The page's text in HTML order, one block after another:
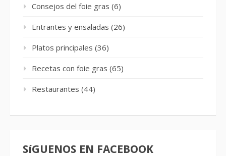
Consejos del foie gras (6)
Entrantes y ensaladas (26)
Platos principales (36)
Recetas con foie gras (65)
Restaurantes (44)
SíGUENOS EN FACEBOOK